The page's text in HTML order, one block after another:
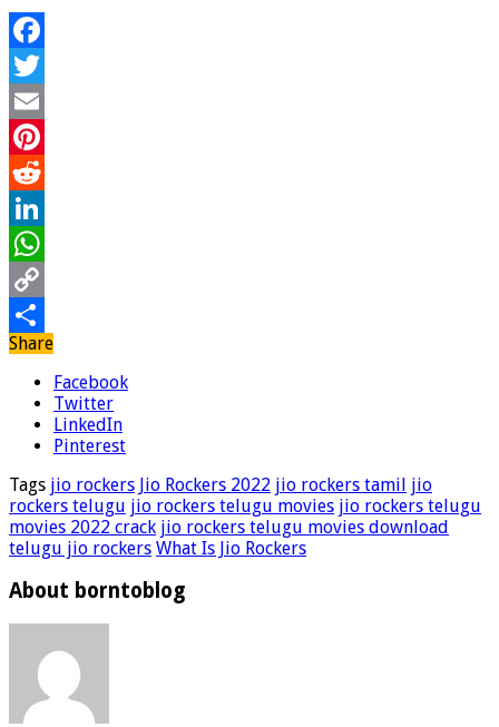
Facebook
Twitter
Email
Pinterest
Reddit
LinkedIn
WhatsApp
Copy
Link
Share
Share
Facebook
Twitter
LinkedIn
Pinterest
Tags jio rockers Jio Rockers 2022 jio rockers tamil jio
rockers telugu jio rockers telugu movies jio rockers telugu
movies 2022 crack jio rockers telugu movies download
telugu jio rockers What Is Jio Rockers
About borntoblog